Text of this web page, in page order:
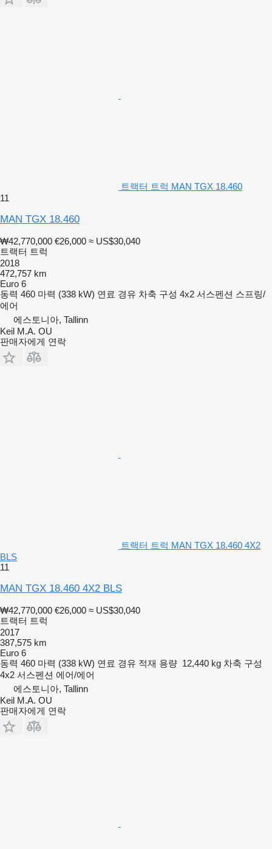
트랙터 트럭 MAN TGX 18.460
11
MAN TGX 18.460
₩42,770,000 €26,000 ≈ US$30,040
트랙터 트럭
2018
472,757 km
Euro 6
동력 460 마력 (338 kW) 연료 경유 차축 구성 4x2 서스펜션 스프링/
에어
에스토니아, Tallinn
Keil M.A. OU
판매자에게 연락
트랙터 트럭 MAN TGX 18.460 4X2
BLS
11
MAN TGX 18.460 4X2 BLS
₩42,770,000 €26,000 ≈ US$30,040
트랙터 트럭
2017
387,575 km
Euro 6
동력 460 마력 (338 kW) 연료 경유 적재 용량 12,440 kg 차축 구성
4x2 서스펜션 에어/에어
에스토니아, Tallinn
Keil M.A. OU
판매자에게 연락